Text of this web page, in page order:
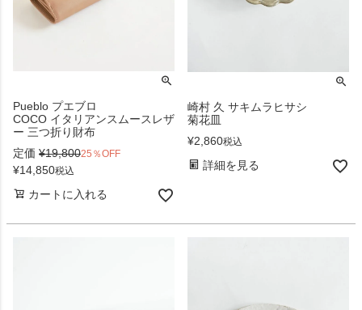
Pueblo プエブロ
COCO イタリアンスムースレザ
ー 三つ折り財布
定価 ¥19,80025％OFF
¥14,850税込
カートに入れる
崎村 久 サキムラヒサシ
菊花皿
¥2,860税込
詳細を見る